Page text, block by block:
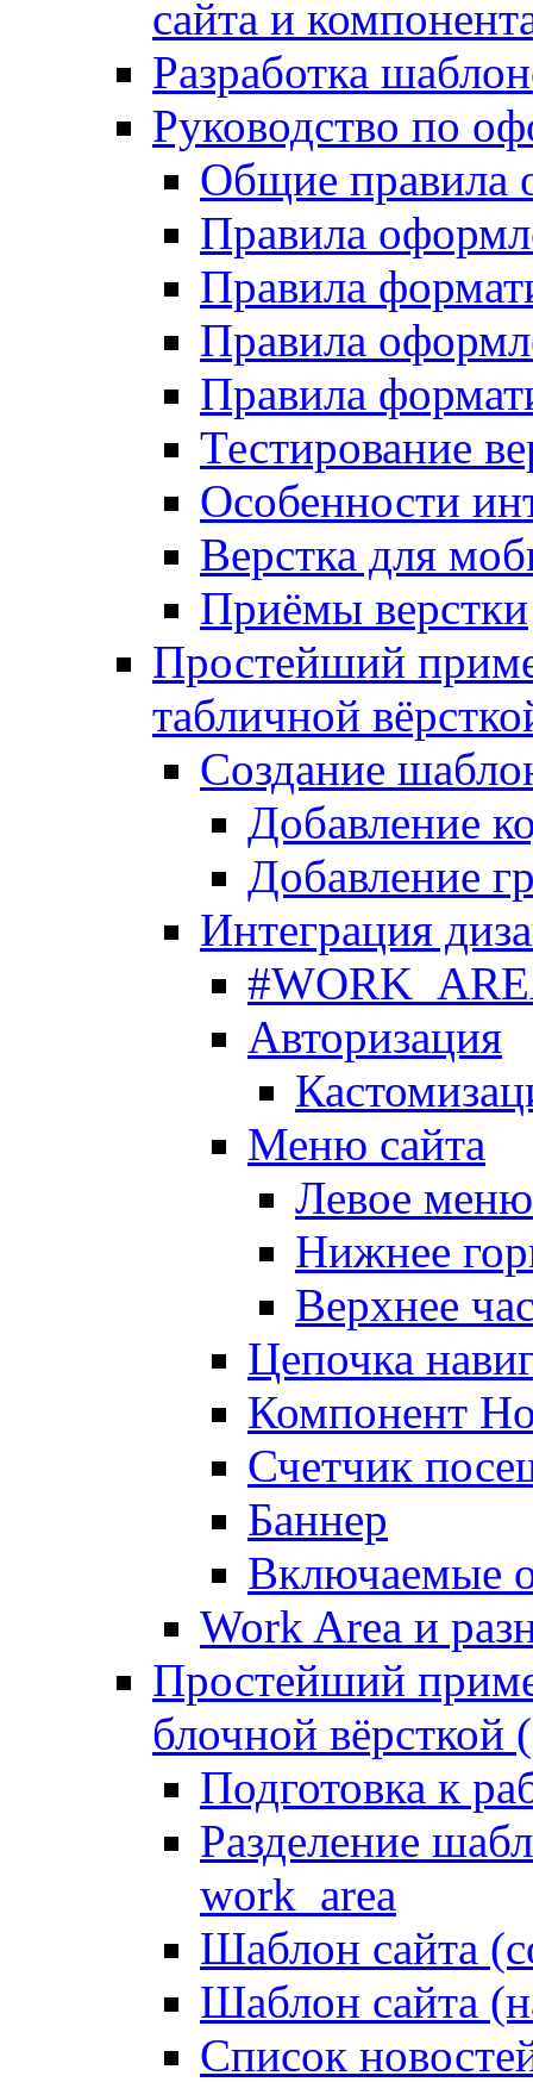
сайта и
Разработка
Руководство по
Общие правила
Правила
Правила
Правила
Правила
Тестирование
Особенности
Верстка для
Приёмы верстки
Простейший
табличной
Создание
Добавление
Добавление
Интеграция
Авторизация
Меню сайта
Левое меню
Нижнее
Верхнее
Цепочка
Компонент
Счетчик
Баннер
Включаемые
Work Area и
Простейший
блочной вёрсткой
Подготовка к
Разделение
work_area
Шаблон сайта
Шаблон сайта
Список